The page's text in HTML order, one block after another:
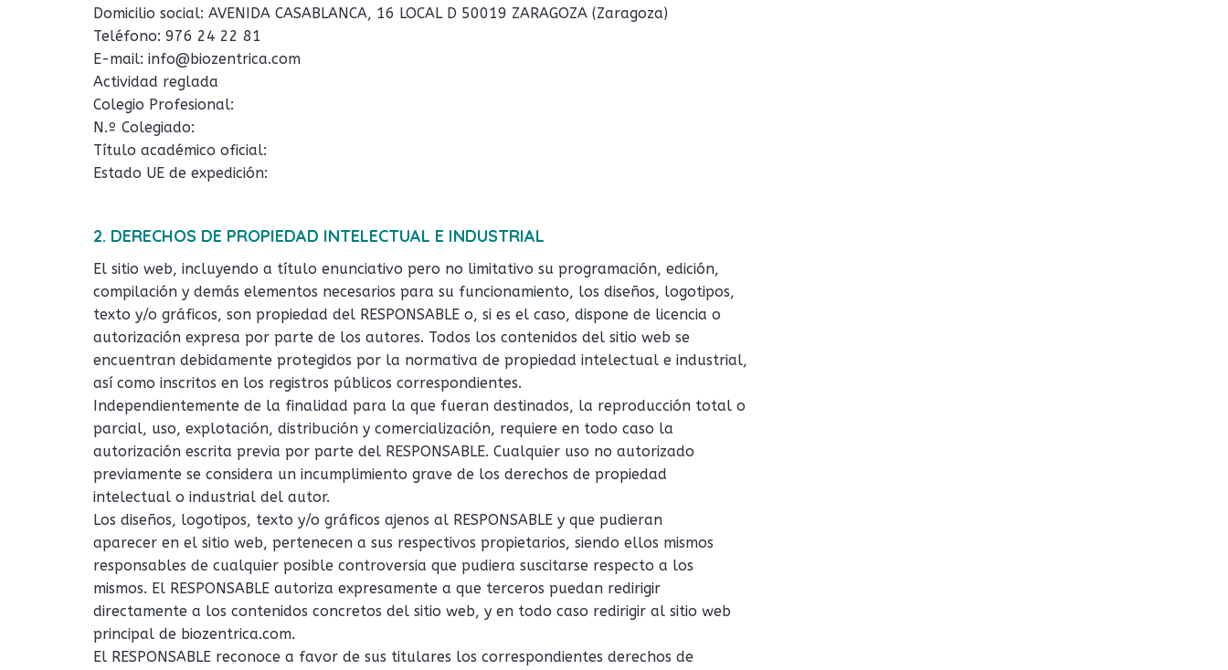
Domicilio social: AVENIDA CASABLANCA, 16 LOCAL D 50019 ZARAGOZA (Zaragoza)
Teléfono: 976 24 22 81
E-mail: info@biozentrica.com
Actividad reglada
Colegio Profesional:
N.º Colegiado:
Título académico oficial:
Estado UE de expedición:
2. DERECHOS DE PROPIEDAD INTELECTUAL E INDUSTRIAL
El sitio web, incluyendo a título enunciativo pero no limitativo su programación, edición,
compilación y demás elementos necesarios para su funcionamiento, los diseños, logotipos,
texto y/o gráficos, son propiedad del RESPONSABLE o, si es el caso, dispone de licencia o
autorización expresa por parte de los autores. Todos los contenidos del sitio web se
encuentran debidamente protegidos por la normativa de propiedad intelectual e industrial,
así como inscritos en los registros públicos correspondientes.
Independientemente de la finalidad para la que fueran destinados, la reproducción total o
parcial, uso, explotación, distribución y comercialización, requiere en todo caso la
autorización escrita previa por parte del RESPONSABLE. Cualquier uso no autorizado
previamente se considera un incumplimiento grave de los derechos de propiedad
intelectual o industrial del autor.
Los diseños, logotipos, texto y/o gráficos ajenos al RESPONSABLE y que pudieran
aparecer en el sitio web, pertenecen a sus respectivos propietarios, siendo ellos mismos
responsables de cualquier posible controversia que pudiera suscitarse respecto a los
mismos. El RESPONSABLE autoriza expresamente a que terceros puedan redirigir
directamente a los contenidos concretos del sitio web, y en todo caso redirigir al sitio web
principal de biozentrica.com.
El RESPONSABLE reconoce a favor de sus titulares los correspondientes derechos de